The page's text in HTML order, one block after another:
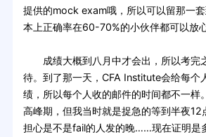
提供的mock exam哦，所以可以留那一
本上正确率在60-70%的小伙伴都可以放
成绩大概到八月中才会出，所以考完
待。到了那一天，CFA Institute会给每个
绩，所以每个人收的邮件的时间都不一样
高峰期，但我当时就是捉急的等到半夜12
担心是不是fail的人发的晚……现在证明是